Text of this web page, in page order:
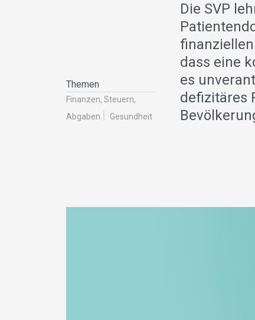
Themen
Finanzen, Steuern,
Abgaben
Gesundheit
Die SVP
dass eine
es
defizitäres